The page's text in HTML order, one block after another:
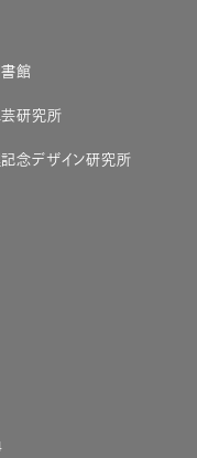
館
研究所
念デザイン研究所